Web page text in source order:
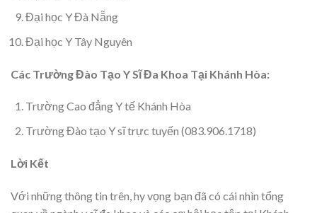
Đại học Y Đà Nẵng
Đại học Y Tây Nguyên
Các Trường Đào Tạo Y Sĩ Đa Khoa Tại Khánh Hòa:
Trường Cao đẳng Y tế Khánh Hòa
Trường Đào tạo Y sĩ trực tuyến (083.906.1718)
Lời Kết
Với những thông tin trên, hy vọng bạn đã có cái nhìn tổng